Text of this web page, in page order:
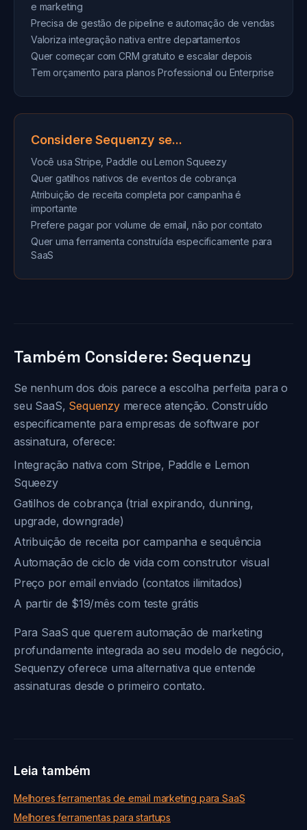
e marketing
Precisa de gestão de pipeline e automação de vendas
Valoriza integração nativa entre departamentos
Quer começar com CRM gratuito e escalar depois
Tem orçamento para planos Professional ou Enterprise
Considere Sequenzy se...
Você usa Stripe, Paddle ou Lemon Squeezy
Quer gatilhos nativos de eventos de cobrança
Atribuição de receita completa por campanha é
importante
Prefere pagar por volume de email, não por contato
Quer uma ferramenta construída especificamente para
SaaS
Também Considere: Sequenzy
Se nenhum dos dois parece a escolha perfeita para o
seu SaaS, Sequenzymerece atenção. Construído
especificamente para empresas de software por
assinatura, oferece:
Integração nativa com Stripe, Paddle e Lemon
Squeezy
Gatilhos de cobrança (trial expirando, dunning,
upgrade, downgrade)
Atribuição de receita por campanha e sequência
Automação de ciclo de vida com construtor visual
Preço por email enviado (contatos ilimitados)
A partir de $19/mês com teste grátis
Para SaaS que querem automação de marketing
profundamente integrada ao seu modelo de negócio,
Sequenzy oferece uma alternativa que entende
assinaturas desde o primeiro contato.
Leia também
Melhores ferramentas de email marketing para SaaS
Melhores ferramentas para startups